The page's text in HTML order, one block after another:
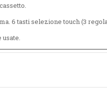
6 tasti selezione touch (3
usate.